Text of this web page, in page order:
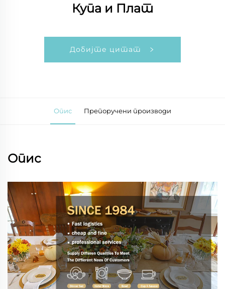
Купа и Плат
Добијте цитат
Опис Препоручени производи
Опис